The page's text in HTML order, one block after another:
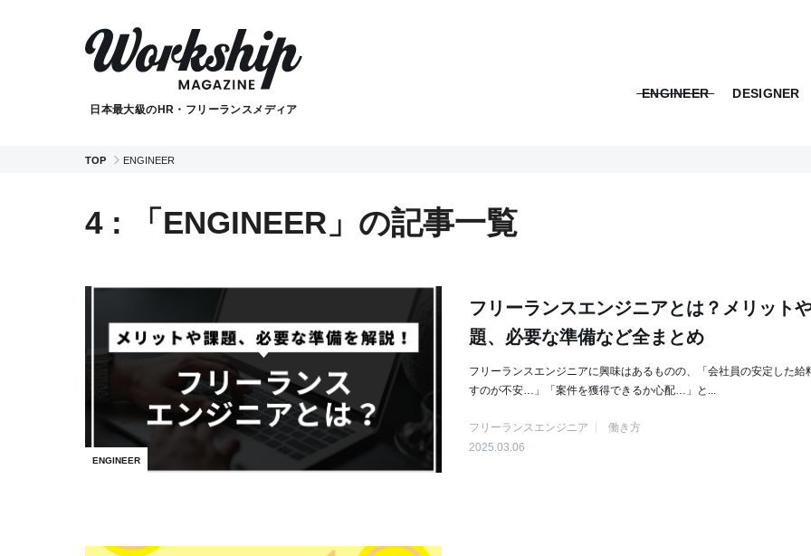
日本最大級のHR・フリーランスメディア
ENGINEER DESIGNER
TOP ENGINEER
4 : 「ENGINEER」の記事一覧
ENGINEER
フリーランスエンジニアとは？メリット
題、必要な準備など全まとめ
フリーランスエンジニアに興味はあるものの、「会社員の安定した給
すのが不安…」「案件を獲得できるか心配…」と...
フリーランスエンジニア
働き方
2025.03.06